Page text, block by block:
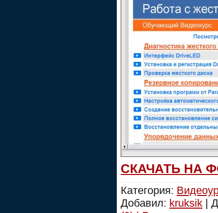
СКАЧАТЬ НА
Категория:
Добавил: kruksik |